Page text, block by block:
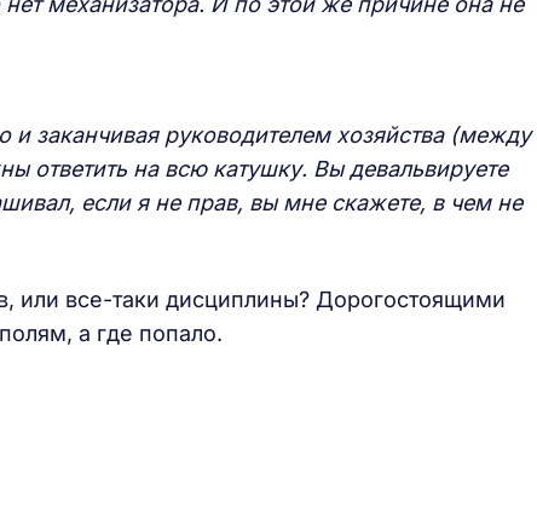
и заканчивая руководителем хозяйства (между
ответить на всю катушку. Вы девальвируете
если я не прав, вы мне скажете, в чем не
или все-таки дисциплины? Дорогостоящими
а где попало.